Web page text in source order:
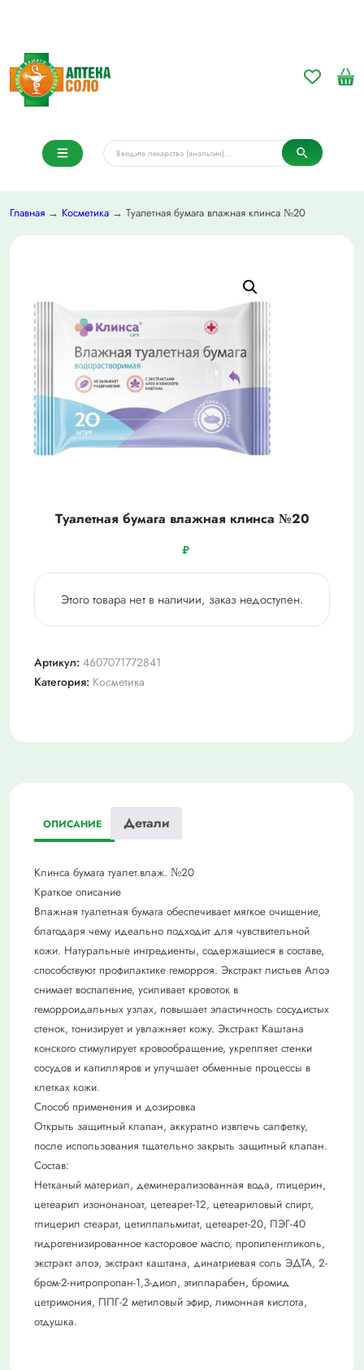
Главная → Косметика → Туалетная бумага влажная клинса №20
Туалетная бумага влажная клинса №20
₽
Этого товара нет в наличии, заказ недоступен.
Артикул: 4607071772841
Категория: Косметика
ОПИСАНИЕ Детали
Клинса бумага туалет.влаж. №20
Краткое описание
Влажная туалетная бумага обеспечивает мягкое очищение,
благодаря чему идеально подходит для чувствительной
кожи. Натуральные ингредиенты, содержащиеся в составе,
способствуют профилактике геморроя. Экстракт листьев Алоэ
снимает воспаление, усиливает кровоток в
геморроидальных узлах, повышает эластичность сосудистых
стенок, тонизирует и увлажняет кожу. Экстракт Каштана
конского стимулирует кровообращение, укрепляет стенки
сосудов и капилляров и улучшает обменные процессы в
клетках кожи.
Способ применения и дозировка
Открыть защитный клапан, аккуратно извлечь салфетку,
после использования тщательно закрыть защитный клапан.
Состав:
Нетканый материал, деминерализованная вода, глицерин,
цетеарил изононаноат, цетеарет-12, цетеариловый спирт,
глицерил стеарат, цетилпальмитат, цетеарет-20, ПЭГ-40
гидрогенизированное касторовое масло, пропиленгликоль,
экстракт алоэ, экстракт каштана, динатриевая соль ЭДТА, 2-
бром-2-нитропропан-1,3-диол, этилпарабен, бромид
цетримония, ППГ-2 метиловый эфир, лимонная кислота,
отдушка.